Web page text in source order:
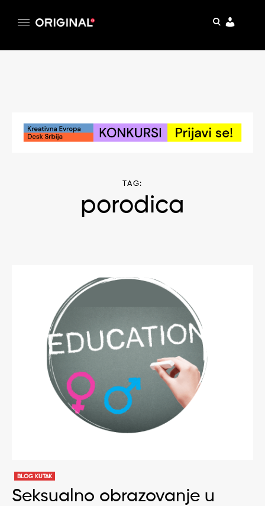
pretraga
TAG:
porodica
BLOG KUTAK
Seksualno obrazovanje u